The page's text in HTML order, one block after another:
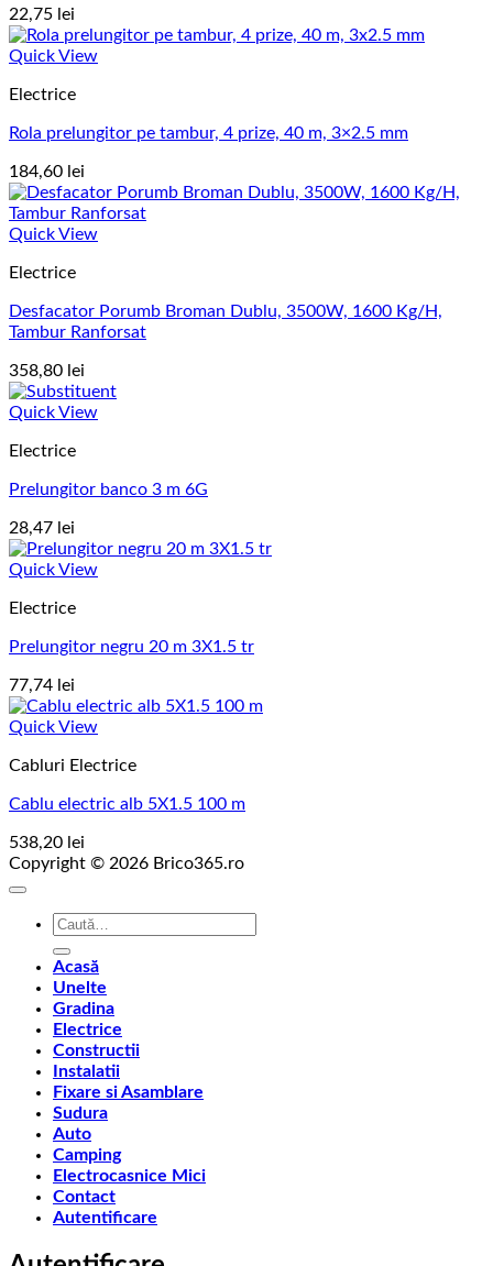
22,75 lei
Quick View
Electrice
Rola prelungitor pe tambur, 4 prize, 40 m, 3×2.5 mm
184,60 lei
Quick View
Electrice
Desfacator Porumb Broman Dublu, 3500W, 1600 Kg/H,
Tambur Ranforsat
358,80 lei
Quick View
Electrice
Prelungitor banco 3 m 6G
28,47 lei
Quick View
Electrice
Prelungitor negru 20 m 3X1.5 tr
77,74 lei
Quick View
Cabluri Electrice
Cablu electric alb 5X1.5 100 m
538,20 lei
Copyright © 2026 Brico365.ro
Caută
Acasă
Unelte
Gradina
Electrice
Constructii
Instalatii
Fixare si Asamblare
Sudura
Auto
Camping
Electrocasnice Mici
Contact
Autentificare